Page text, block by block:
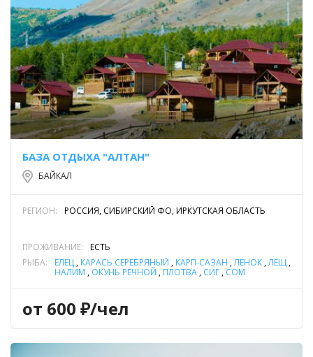
БАЗА ОТДЫХА "АЛТАН"
БАЙКАЛ
РЕГИОН: РОССИЯ, СИБИРСКИЙ ФО, ИРКУТСКАЯ ОБЛАСТЬ
ПРОЖИВАНИЕ:
ЕСТЬ
РЫБА:
ЕЛЕЦ , КАРАСЬ СЕРЕБРЯНЫЙ , КАРП-САЗАН ,ЛЕНОК ,ЛЕЩ ,
НАЛИМ , ОКУНЬ РЕЧНОЙ , ПЛОТВА , СИГ , СОМ
от 600 ₽/чел